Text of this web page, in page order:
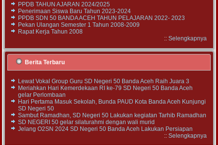
PPDB TAHUN AJARAN 2024/2025
Penerimaan Siswa Baru Tahun 2023-2024
PPDB SDN 50 BANDA ACEH TAHUN PELAJARAN 2022- 2023
Pekan Ulangan Semester 1 Tahun 2008-2009
Rapat Kerja Tahun 2008
:: Selengkapnya
Berita Terbaru
Lewat Vokal Group Guru SD Negeri 50 Banda Aceh Raih Juara 3
Meriahkan Hari Kemerdekaan RI ke-79 SD Negeri 50 Banda Aceh
gelar Perlombaan
Hari Pertama Masuk Sekolah, Bunda PAUD Kota Banda Aceh Kunjungi
SD Negeri 50
Sambut Ramadhan, SD Negeri 50 Lakukan kegiatan Tarhib Ramadhan
SD NEGERI 50 gelar silaturahmi dengan wali murid
Jelang O2SN 2024 SD Negeri 50 Banda Aceh Lakukan Persiapan
:: Selengkapnya